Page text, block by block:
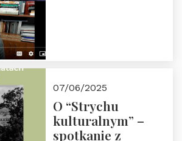
07/06/2025
O “Strychu
kulturalnym” –
spotkanie z